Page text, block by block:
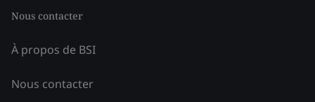
Nous contacter
À propos de BSI
Nous contacter